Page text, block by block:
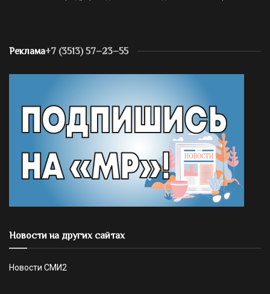
Реклама+7 (3513) 57–23–55
Новости на других сайтах
Новости СМИ2